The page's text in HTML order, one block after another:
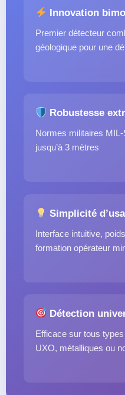
Innovation
Premier détecteur
géologique pour une
Robustesse
Normes militaires
jusqu’à 3 mètres
Simplicité
Interface intuitive,
formation opérateur
Détection
Efficace sur tous
UXO, métalliques ou